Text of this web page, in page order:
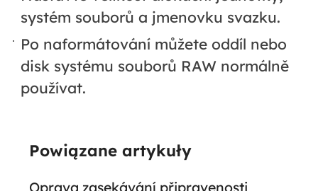
systém souborů a jmenovku svazku.
Po naformátování můžete oddíl nebo
disk systému souborů RAW normálně
používat.
Powiązane artykuły
Oprava zasekávání připravenosti